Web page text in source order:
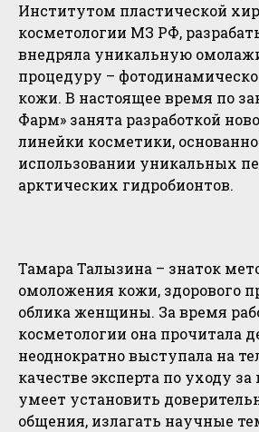
Институтом пластической
косметологии МЗ РФ,
внедряла уникальную
процедуру –
кожи. В настоящее время по
Фарм» занята разработкой
линейки косметики,
использовании уникальных
арктических гидробионтов.
Тамара Талызина – знаток
омоложения кожи, здорового
облика женщины. За время
косметологии она прочитала
неоднократно выступала на
качестве эксперта по уходу
умеет установить
общения, излагать научные